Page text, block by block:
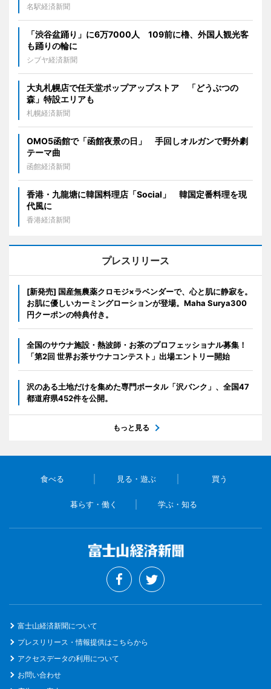
名駅経済新聞
「渋谷盆踊り」に6万7000人 109前に櫓、外国人観光客
も踊りの輪に
シブヤ経済新聞
大丸札幌店で任天堂ポップアップストア 「どうぶつの
森」特設エリアも
札幌経済新聞
OMO5函館で「函館夜景の日」 手回しオルガンで野外劇
テーマ曲
函館経済新聞
香港・九龍塘に韓国料理店「Social」 韓国定番料理を現
代風に
香港経済新聞
プレスリリース
[新発売] 国産無農薬クロモジ×ラベンダーで、心と肌に静寂を。
お肌に優しいカーミングローションが登場。Maha Surya300
円クーポンの特典付き。
全国のサウナ施設・熱波師・お茶のプロフェッショナル募集！
「第2回 世界お茶サウナコンテスト」出場エントリー開始
沢のある土地だけを集めた専門ポータル「沢バンク」、全国47
都道府県452件を公開。
もっと見る
食べる 見る・遊ぶ 買う
暮らす・働く 学ぶ・知る
富士山経済新聞について
プレスリリース・情報提供はこちらから
アクセスデータの利用について
お問い合わせ